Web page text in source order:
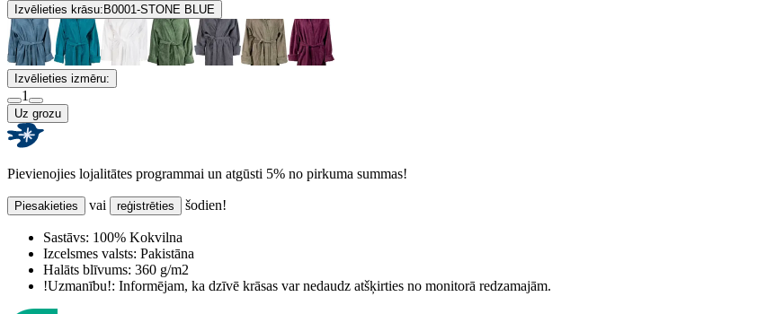
Izvēlieties krāsu: B0001-STONE BLUE
Izvēlieties izmēru:
1
Uz grozu
Pievienojies lojalitātes programmai un atgūsti 5% no pirkuma summas!
Piesakieties vai reģistrēties šodien!
Sastāvs: 100% Kokvilna
Izcelsmes valsts: Pakistāna
Halāts blīvums: 360 g/m2
!Uzmanību!: Informējam, ka dzīvē krāsas var nedaudz atšķirties no monitorā redzamajām.